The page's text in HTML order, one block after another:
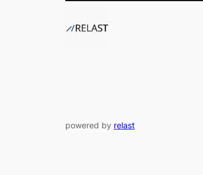
powered by relast